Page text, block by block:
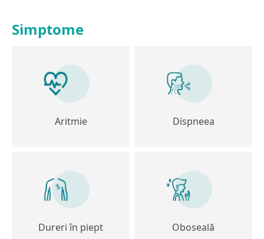
Simptome
Aritmie Dispneea
Dureri în piept Oboseală